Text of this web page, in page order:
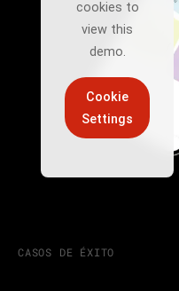
CASOS DE ÉXITO
cookies to
view this
demo.
Cookie
Settings